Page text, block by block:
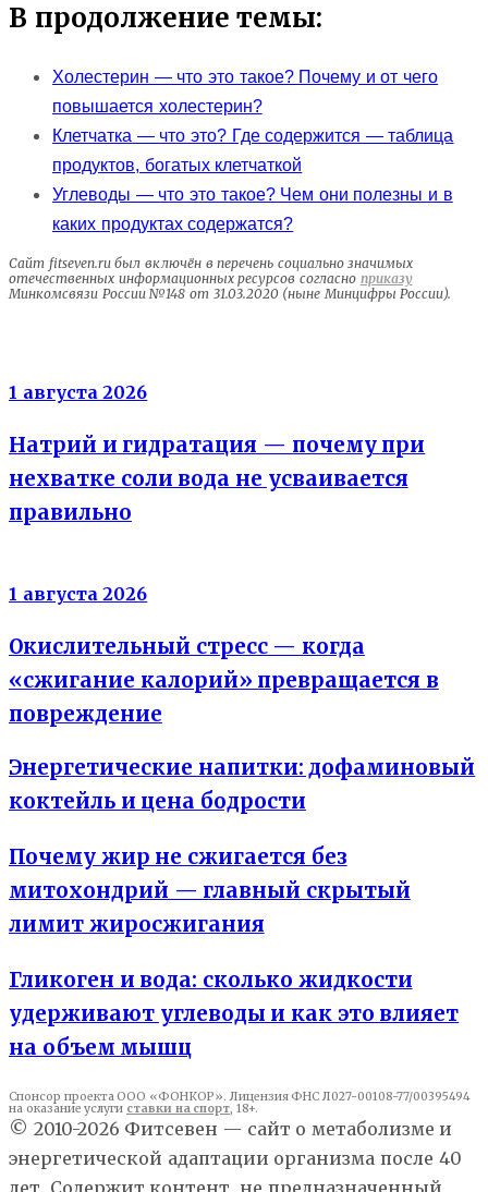
В продолжение темы:
Холестерин — что это такое? Почему и от чего
повышается холестерин?
Клетчатка — что это? Где содержится — таблица
продуктов, богатых клетчаткой
Углеводы — что это такое? Чем они полезны и в
каких продуктах содержатся?
Сайт fitseven.ru был включён в перечень социально значимых
отечественных информационных ресурсов согласно приказу
Минкомсвязи России №148 от 31.03.2020 (ныне Минцифры России).
1 августа 2026
Натрий и гидратация — почему при
нехватке соли вода не усваивается
правильно
1 августа 2026
Окислительный стресс — когда
«сжигание калорий» превращается в
повреждение
Энергетические напитки: дофаминовый
коктейль и цена бодрости
Почему жир не сжигается без
митохондрий — главный скрытый
лимит жиросжигания
Гликоген и вода: сколько жидкости
удерживают углеводы и как это влияет
на объем мышц
Спонсор проекта ООО «ФОНКОР». Лицензия ФНС Л027-00108-77/00395494
на оказание услуги ставки на спорт, 18+.
© 2010-2026 Фитсевен — сайт о метаболизме и
энергетической адаптации организма после 40